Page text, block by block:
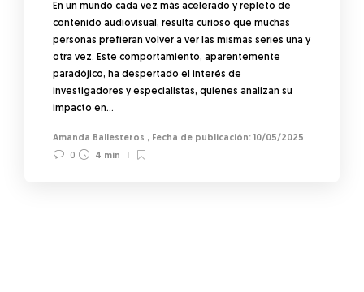
En un mundo cada vez más acelerado y repleto de
contenido audiovisual, resulta curioso que muchas
personas prefieran volver a ver las mismas series una y
otra vez. Este comportamiento, aparentemente
paradójico, ha despertado el interés de
investigadores y especialistas, quienes analizan su
impacto en…
Amanda Ballesteros ,
10/05/2025
0
4 min